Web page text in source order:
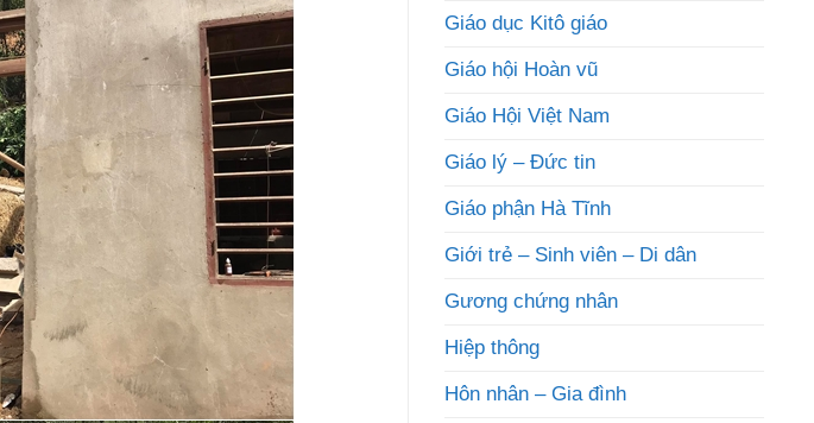
Giáo dục Kitô giáo
Giáo hội Hoàn vũ
Giáo Hội Việt Nam
Giáo lý – Đức tin
Giáo phận Hà Tĩnh
Giới trẻ – Sinh viên – Di dân
Gương chứng nhân
Hiệp thông
Hôn nhân – Gia đình